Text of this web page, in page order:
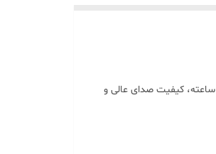
به دنبال یک هدست گردنی حرفه‌ای، قدرتمند و همه‌کاره هستید، مدل OAK-N95 اورجینال یکی از بهترین انتخاب‌ها در بازار است. این هدست با باتری فوق‌العاده 150 ساعته، کیفیت صدای عالی و